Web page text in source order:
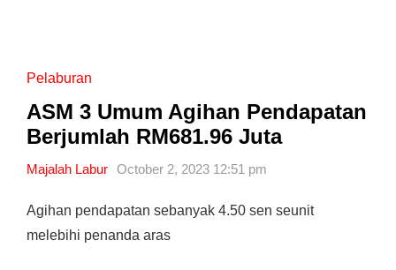
Pelaburan
ASM 3 Umum Agihan Pendapatan
Berjumlah RM681.96 Juta
Majalah Labur October 2, 2023 12:51 pm
Agihan pendapatan sebanyak 4.50 sen seunit
melebihi penanda aras